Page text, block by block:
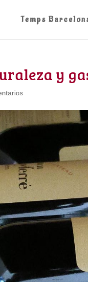
Temps
y